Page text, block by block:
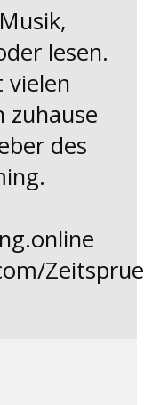
lesen.
vielen
des